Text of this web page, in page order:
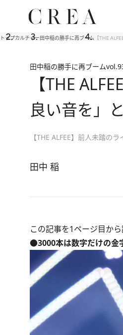
トップカルチャー田中稲の勝手に再ブーム 【THE
田中稲の勝手に再ブーム
【THE
良い音を」
【THE ALFEE】前人未踏の
田中 稲
この記事を1ページ目から
●3000本は数字だけの金